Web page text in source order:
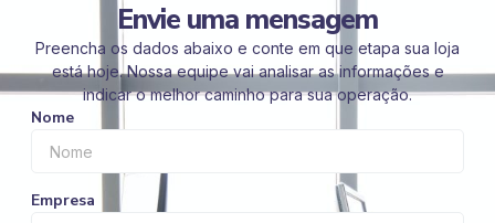
Envie uma mensagem
Preencha os dados abaixo e conte em que etapa sua loja
está hoje. Nossa equipe vai analisar as informações e
indicar o melhor caminho para sua operação.
Nome
Empresa